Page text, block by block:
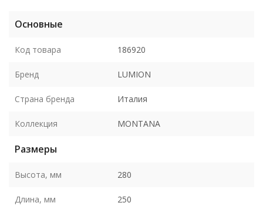
Основные
Код товара 186920
Бренд LUMION
Страна бренда Италия
Коллекция MONTANA
Размеры
Высота, мм 280
Длина, мм 250